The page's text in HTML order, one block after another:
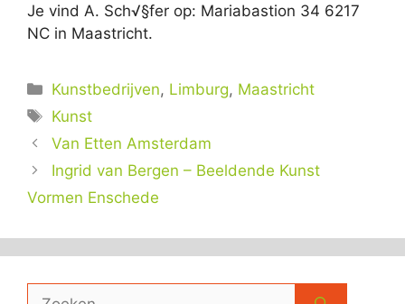
Je vind A. Sch√§fer op: Mariabastion 34 6217
NC in Maastricht.
Categorieën
Kunstbedrijven, Limburg, Maastricht
Tags
Kunst
Van Etten Amsterdam
Ingrid van Bergen – Beeldende Kunst
Vormen Enschede